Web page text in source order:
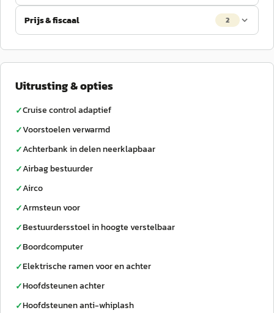
Prijs & fiscaal 2
Uitrusting & opties
✓Cruise control adaptief
✓Voorstoelen verwarmd
✓Achterbank in delen neerklapbaar
✓Airbag bestuurder
✓Airco
✓Armsteun voor
✓Bestuurdersstoel in hoogte verstelbaar
✓Boordcomputer
✓Elektrische ramen voor en achter
✓Hoofdsteunen achter
✓Hoofdsteunen anti-whiplash